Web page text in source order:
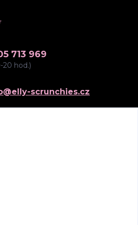
713 969
20 hod.)
scrunchies.cz